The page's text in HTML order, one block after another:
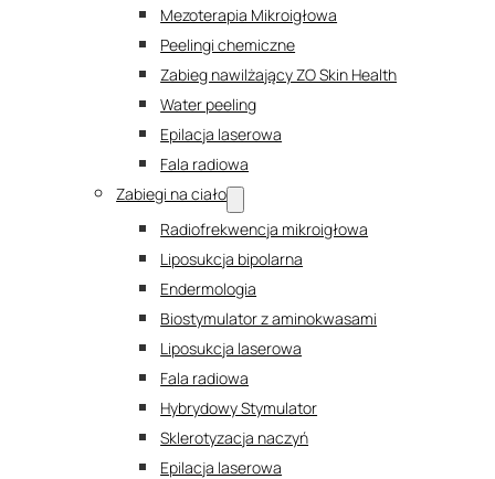
Mezoterapia Mikroigłowa
Peelingi chemiczne
Zabieg nawilżający ZO Skin Health
Water peeling
Epilacja laserowa
Fala radiowa
Zabiegi na ciało
Radiofrekwencja mikroigłowa
Liposukcja bipolarna
Endermologia
Biostymulator z aminokwasami
Liposukcja laserowa
Fala radiowa
Hybrydowy Stymulator
Sklerotyzacja naczyń
Epilacja laserowa